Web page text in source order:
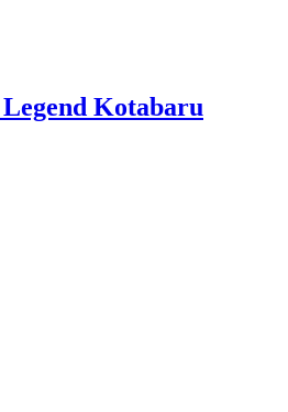
Kotabaru